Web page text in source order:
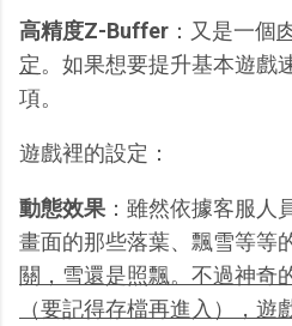
高精度Z-Buffer ：又是一個
定。如果想要提升基本遊戲
項。
遊戲裡的設定：
動態效果 ：雖然依據客服人
畫面的那些落葉、飄雪等等
關，雪還是照飄。不過神奇
（要記得存檔再進入），遊